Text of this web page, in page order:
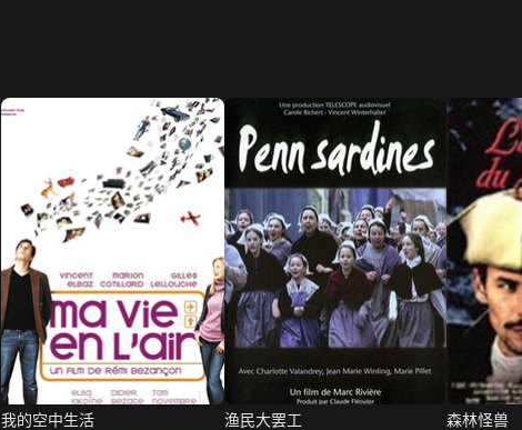
我的空中生活
渔民大罢工
森林怪兽